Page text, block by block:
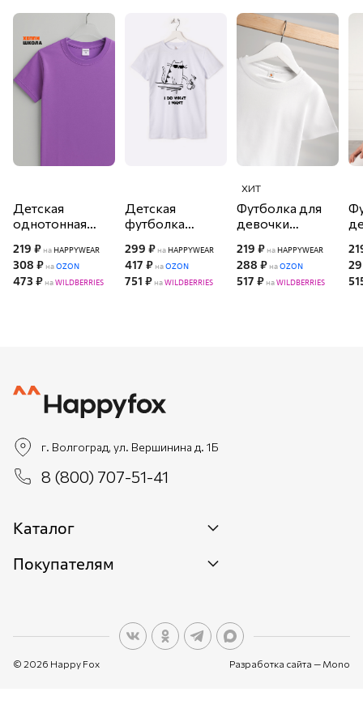
Детская
однотонная
Happyfox
219 ₽ на HAPPYWEAR
308 ₽ наOZON
473 ₽ наWILDBERRIES
Детская
футболка
299 ₽ на HAPPYWEAR
417 ₽ наOZON
751 ₽ наWILDBERRIES
ХИТ
Футболка для
девочки
219 ₽ на HAPPYWEAR
288 ₽ наOZON
517 ₽ наWILDBERRIES
г. Волгоград, ул. Вершинина д. 1Б
8 (800) 707-51-41
Каталог
Новинки
Покупателям
О персональных данных
© 2026 Happy Fox Разработка сайта — Mono